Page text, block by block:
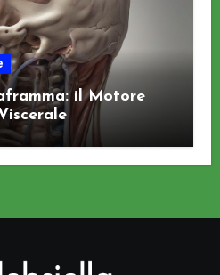
il Motore